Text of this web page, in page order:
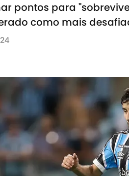
pontos para
como mais